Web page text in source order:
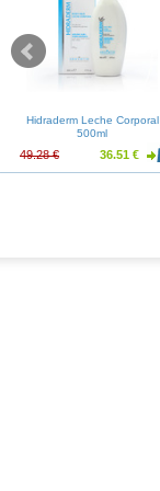
Hidraderm Leche Corporal
500ml
49.28 € 36.51 €